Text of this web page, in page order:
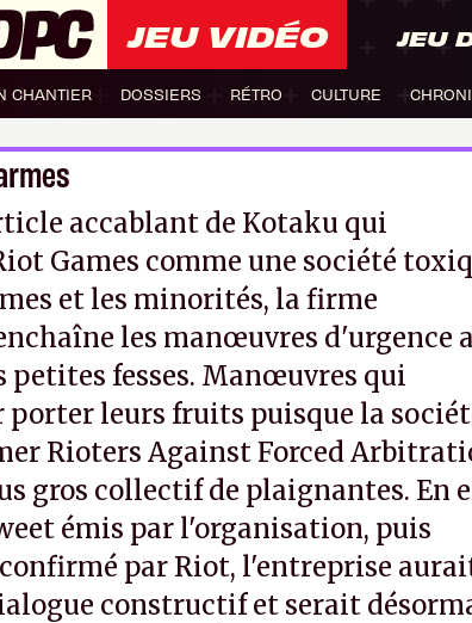
JEU VIDÉO JEU
CHANTIER DOSSIERS RÉTRO CULTURE
accablant de Kotaku qui
Games comme une société
et les minorités, la firme
les manœuvres d'urgence
petites fesses. Manœuvres qui
leurs fruits puisque la
Rioters Against Forced
gros collectif de plaignantes. En
émis par l'organisation, puis
par Riot, l'entreprise
constructif et serait